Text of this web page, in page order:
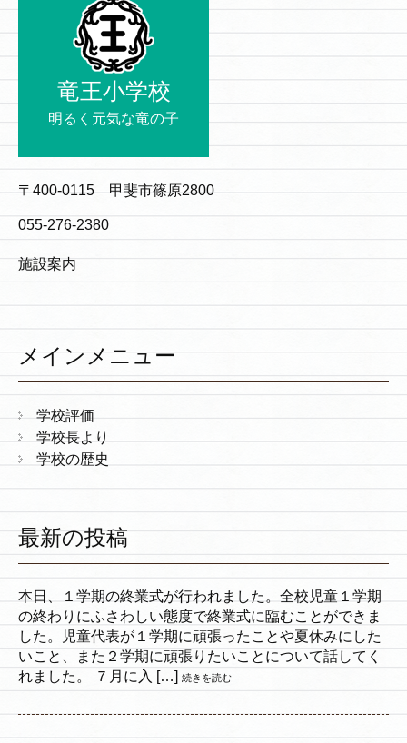
竜王小学校
明るく元気な竜の子
〒400-0115 甲斐市篠原2800
055-276-2380
施設案内
メインメニュー
学校評価
学校長より
学校の歴史
最新の投稿
本日、１学期の終業式が行われました。全校児童１学期
の終わりにふさわしい態度で終業式に臨むことができま
した。児童代表が１学期に頑張ったことや夏休みにした
いこと、また２学期に頑張りたいことについて話してく
れました。 ７月に入 […] 続きを読む